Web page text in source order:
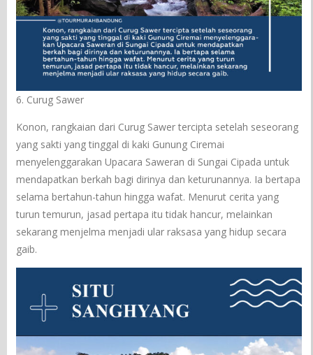
6. Curug Sawer
Konon, rangkaian dari Curug Sawer tercipta setelah seseorang
yang sakti yang tinggal di kaki Gunung Ciremai
menyelenggarakan Upacara Saweran di Sungai Cipada untuk
mendapatkan berkah bagi dirinya dan keturunannya. Ia bertapa
selama bertahun-tahun hingga wafat. Menurut cerita yang
turun temurun, jasad pertapa itu tidak hancur, melainkan
sekarang menjelma menjadi ular raksasa yang hidup secara
gaib.